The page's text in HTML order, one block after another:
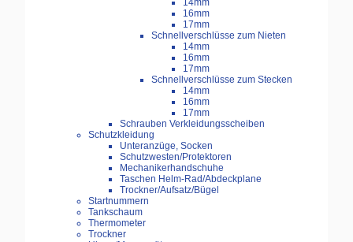
14mm
16mm
17mm
Schnellverschlüsse zum Nieten
14mm
16mm
17mm
Schnellverschlüsse zum Stecken
14mm
16mm
17mm
Schrauben Verkleidungsscheiben
Schutzkleidung
Unteranzüge, Socken
Schutzwesten/Protektoren
Mechanikerhandschuhe
Taschen Helm-Rad/Abdeckplane
Trockner/Aufsatz/Bügel
Startnummern
Tankschaum
Thermometer
Trockner